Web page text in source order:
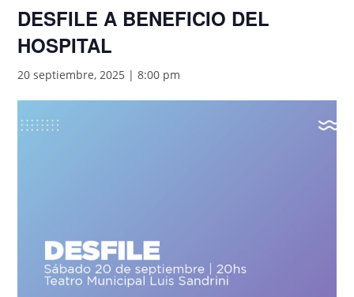
DESFILE A BENEFICIO DEL
HOSPITAL
20 septiembre, 2025 | 8:00 pm